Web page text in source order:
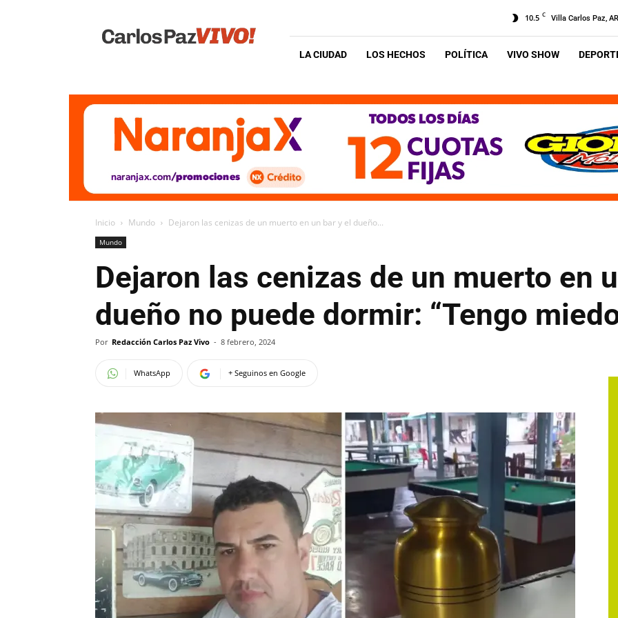
Vivo
10.5 C Villa Carlos Paz, AR
LA CIUDAD LOS HECHOS POLÍTICA VIVO SHOW
Inicio Mundo Dejaron las cenizas de un muerto en un bar y el dueño...
Mundo
Dejaron las cenizas de un muerto en
dueño no puede dormir: “Tengo
Por Redacción Carlos Paz Vivo - 8 febrero, 2024
WhatsApp + Seguinos en Google